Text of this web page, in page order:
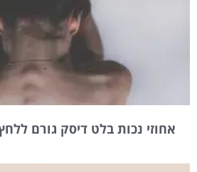
אחוזי נכות בלט דיסק גורם